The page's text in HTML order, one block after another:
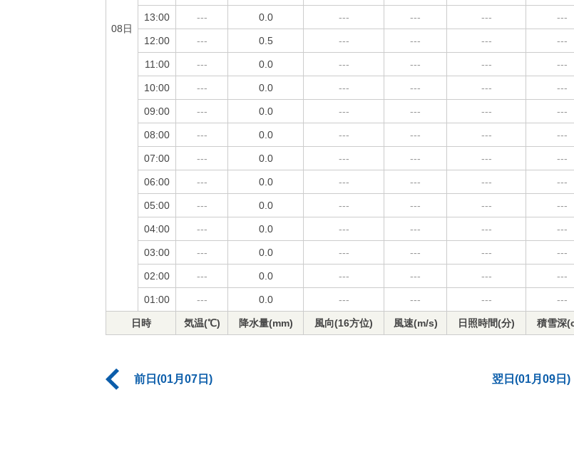
08日
13:00 --- 0.0 --- --- --- ---
12:00 --- 0.5 --- --- --- ---
11:00 --- 0.0 --- --- --- ---
10:00 --- 0.0 --- --- --- ---
09:00 --- 0.0 --- --- --- ---
08:00 --- 0.0 --- --- --- ---
07:00 --- 0.0 --- --- --- ---
06:00 --- 0.0 --- --- --- ---
05:00 --- 0.0 --- --- --- ---
04:00 --- 0.0 --- --- --- ---
03:00 --- 0.0 --- --- --- ---
02:00 --- 0.0 --- --- --- ---
01:00 --- 0.0 --- --- --- ---
日時 気温(℃) 降水量(mm) 風向(16方位) 風速(m/s) 日照時間(分) 積雪深
前日(01月07日) 翌日(01月09日)